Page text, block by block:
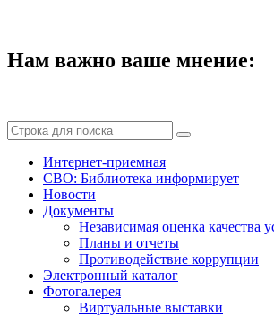
Нам важно ваше мнение:
Интернет-приемная
СВО: Библиотека информирует
Новости
Документы
Независимая оценка качества
Планы и отчеты
Противодействие коррупции
Электронный каталог
Фотогалерея
Виртуальные выставки